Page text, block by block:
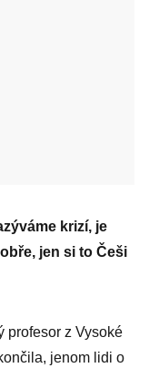
krizí, je
jen si to Češi
profesor z Vysoké
jenom lidi o